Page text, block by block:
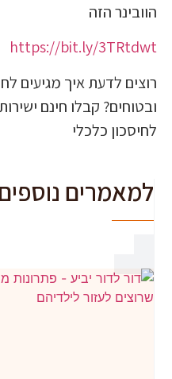
הזה
https://bit.ly/
לדעת איך מגיעים לחופש
קבלו חינם ישירות
כלכלי
נוספים